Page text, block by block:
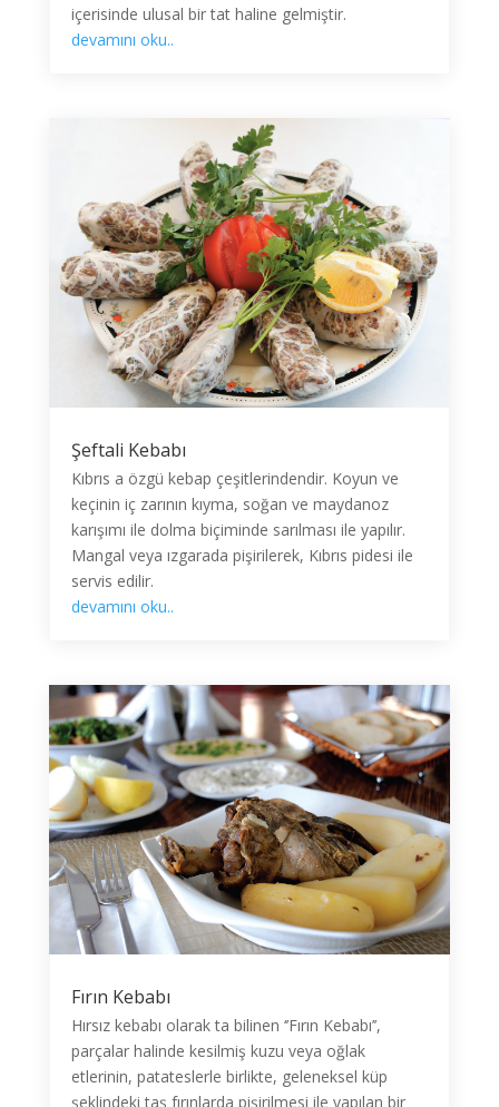
içerisinde ulusal bir tat haline gelmiştir.
devamını oku..
Şeftali Kebabı
Kıbrıs a özgü kebap çeşitlerindendir. Koyun ve
keçinin iç zarının kıyma, soğan ve maydanoz
karışımı ile dolma biçiminde sarılması ile yapılır.
Mangal veya ızgarada pişirilerek, Kıbrıs pidesi ile
servis edilir.
devamını oku..
Fırın Kebabı
Hırsız kebabı olarak ta bilinen ‘’Fırın Kebabı’’,
parçalar halinde kesilmiş kuzu veya oğlak
etlerinin, patateslerle birlikte, geleneksel küp
şeklindeki taş fırınlarda pişirilmesi ile yapılan bir